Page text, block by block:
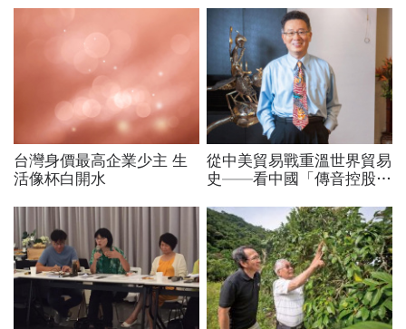
台灣身價最高企業少主 生
活像杯白開水
從中美貿易戰重溫世界貿易
史——看中國「傳音控股」